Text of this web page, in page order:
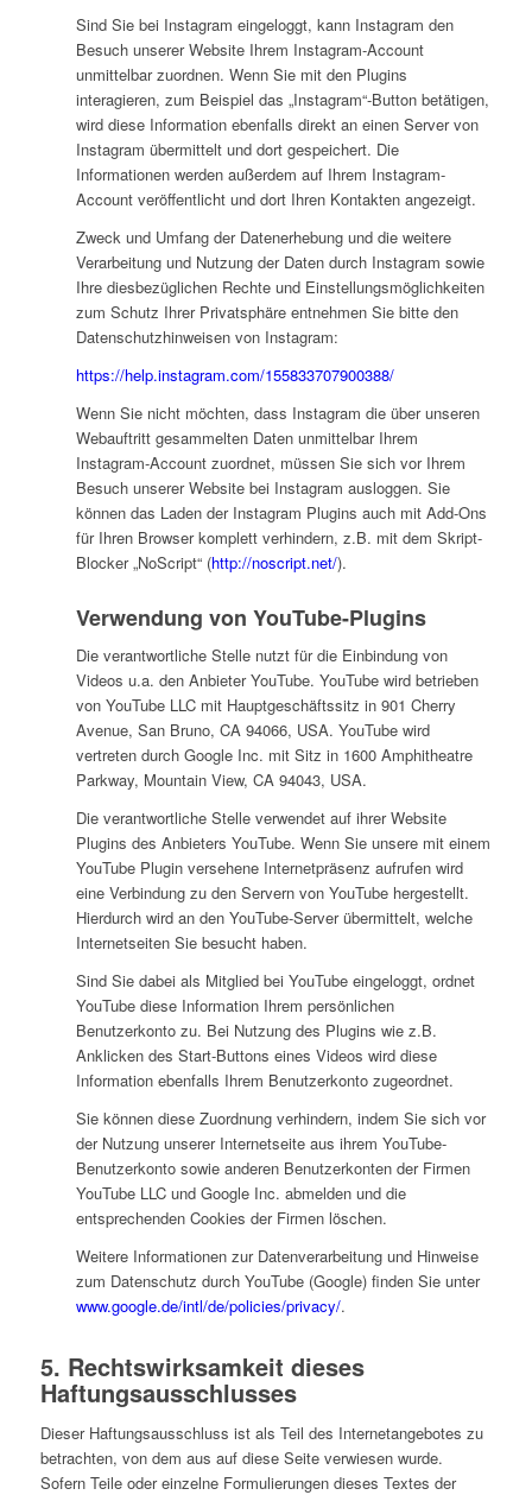
Sind Sie bei Instagram eingeloggt, kann Instagram den
Besuch unserer Website Ihrem Instagram-Account
unmittelbar zuordnen. Wenn Sie mit den Plugins
interagieren, zum Beispiel das „Instagram“-Button betätigen,
wird diese Information ebenfalls direkt an einen Server von
Instagram übermittelt und dort gespeichert. Die
Informationen werden außerdem auf Ihrem Instagram-
Account veröffentlicht und dort Ihren Kontakten angezeigt.
Zweck und Umfang der Datenerhebung und die weitere
Verarbeitung und Nutzung der Daten durch Instagram sowie
Ihre diesbezüglichen Rechte und Einstellungsmöglichkeiten
zum Schutz Ihrer Privatsphäre entnehmen Sie bitte den
Datenschutzhinweisen von Instagram:
https://help.instagram.com/155833707900388/
Wenn Sie nicht möchten, dass Instagram die über unseren
Webauftritt gesammelten Daten unmittelbar Ihrem
Instagram-Account zuordnet, müssen Sie sich vor Ihrem
Besuch unserer Website bei Instagram ausloggen. Sie
können das Laden der Instagram Plugins auch mit Add-Ons
für Ihren Browser komplett verhindern, z.B. mit dem Skript-
Blocker „NoScript“ (http://noscript.net/).
Verwendung von YouTube-Plugins
Die verantwortliche Stelle nutzt für die Einbindung von
Videos u.a. den Anbieter YouTube. YouTube wird betrieben
von YouTube LLC mit Hauptgeschäftssitz in 901 Cherry
Avenue, San Bruno, CA 94066, USA. YouTube wird
vertreten durch Google Inc. mit Sitz in 1600 Amphitheatre
Parkway, Mountain View, CA 94043, USA.
Die verantwortliche Stelle verwendet auf ihrer Website
Plugins des Anbieters YouTube. Wenn Sie unsere mit einem
YouTube Plugin versehene Internetpräsenz aufrufen wird
eine Verbindung zu den Servern von YouTube hergestellt.
Hierdurch wird an den YouTube-Server übermittelt, welche
Internetseiten Sie besucht haben.
Sind Sie dabei als Mitglied bei YouTube eingeloggt, ordnet
YouTube diese Information Ihrem persönlichen
Benutzerkonto zu. Bei Nutzung des Plugins wie z.B.
Anklicken des Start-Buttons eines Videos wird diese
Information ebenfalls Ihrem Benutzerkonto zugeordnet.
Sie können diese Zuordnung verhindern, indem Sie sich vor
der Nutzung unserer Internetseite aus ihrem YouTube-
Benutzerkonto sowie anderen Benutzerkonten der Firmen
YouTube LLC und Google Inc. abmelden und die
entsprechenden Cookies der Firmen löschen.
Weitere Informationen zur Datenverarbeitung und Hinweise
zum Datenschutz durch YouTube (Google) finden Sie unter
www.google.de/intl/de/policies/privacy/.
5. Rechtswirksamkeit dieses
Haftungsausschlusses
Dieser Haftungsausschluss ist als Teil des Internetangebotes zu
betrachten, von dem aus auf diese Seite verwiesen wurde.
Sofern Teile oder einzelne Formulierungen dieses Textes der